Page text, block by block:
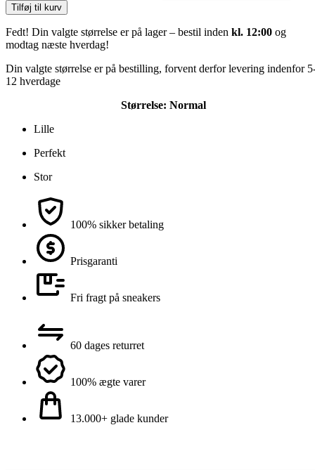
Tilføj til kurv
Fedt! Din valgte størrelse er på lager – bestil inden kl. 12:00 og
modtag næste hverdag!
Din valgte størrelse er på bestilling, forvent derfor levering indenfor
12 hverdage
Størrelse: Normal
Lille
Perfekt
Stor
100% sikker betaling
Prisgaranti
Fri fragt på sneakers
60 dages returret
100% ægte varer
13.000+ glade kunder